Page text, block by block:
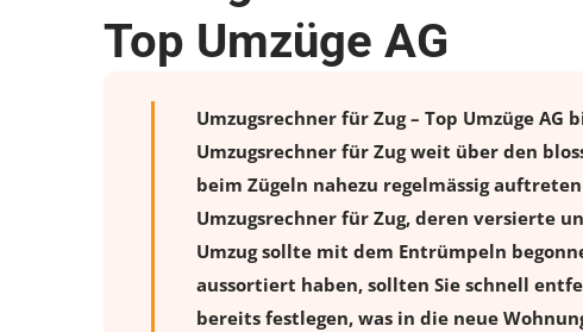
Top Umzüge AG
Umzugsrechner für Zug – Top Umzüge
Umzugsrechner für Zug weit über den
beim Zügeln nahezu regelmässig
Umzugsrechner für Zug, deren versierte
Umzug sollte mit dem Entrümpeln
aussortiert haben, sollten Sie schnell
bereits festlegen, was in die neue